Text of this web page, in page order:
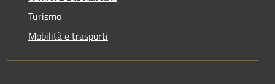
Turismo
Mobilità e trasporti